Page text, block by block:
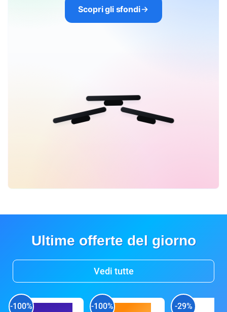
Scopri gli sfondi
Ultime offerte del giorno
Vedi tutte
-100% -100% -29%